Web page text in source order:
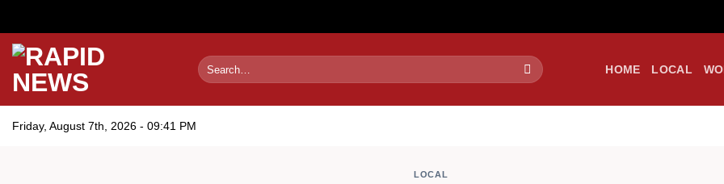
Skip
content
HOME LOCAL
Friday, August 7th, 2026 - 09:41 PM
LOCAL